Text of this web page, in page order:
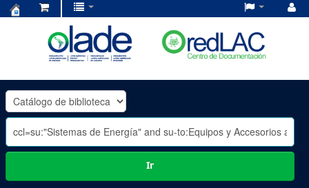
OLADE
-
Ir